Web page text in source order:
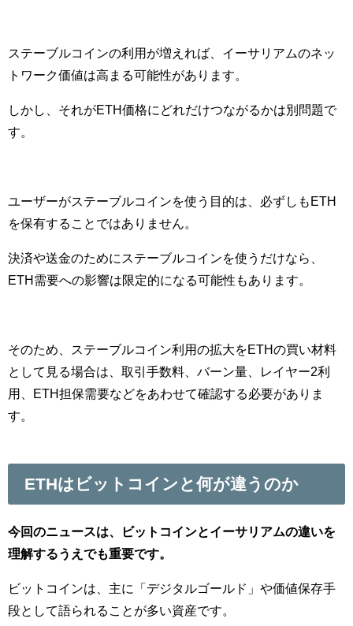
ステーブルコインの利用が増えれば、イーサリアムのネッ
トワーク価値は高まる可能性があります。
しかし、それがETH価格にどれだけつながるかは別問題で
す。
ユーザーがステーブルコインを使う目的は、必ずしもETH
を保有することではありません。
決済や送金のためにステーブルコインを使うだけなら、
ETH需要への影響は限定的になる可能性もあります。
そのため、ステーブルコイン利用の拡大をETHの買い材料
として見る場合は、取引手数料、バーン量、レイヤー2利
用、ETH担保需要などをあわせて確認する必要がありま
す。
ETHはビットコインと何が違うのか
今回のニュースは、ビットコインとイーサリアムの違いを
理解するうえでも重要です。
ビットコインは、主に「デジタルゴールド」や価値保存手
段として語られることが多い資産です。